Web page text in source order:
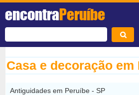
encontraPeruíbe
Casa e decoração em
Antiguidades em Peruíbe - SP